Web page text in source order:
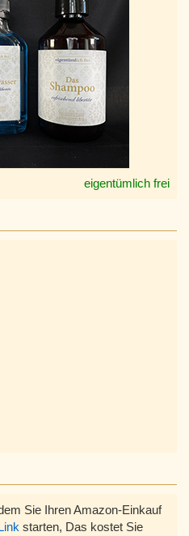
eigentümlich frei
Sie Ihren Amazon-Einkauf
starten, Das kostet Sie